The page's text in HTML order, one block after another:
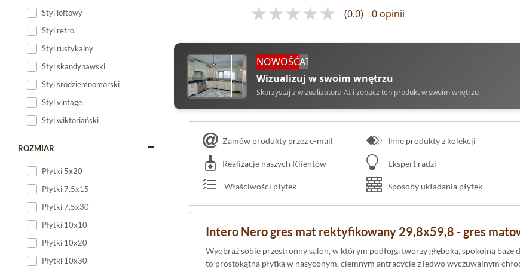
Styl loftowy
Styl retro
Styl rustykalny
Styl skandynawski
Styl śródziemnomorski
Styl vintage
Styl wiktoriański
ROZMIAR
Płytki 5x20
Płytki 7,5x15
Płytki 7,5x30
Płytki 10x10
Płytki 10x20
Płytki 10x30
(0.0) 0 opinii
NOWOŚĆAI
Wizualizuj w swoim wnętrzu
Skorzystaj z wizualizatora AI i zobacz ten produkt w swoim wnętrzu
Zamów produkty przez e-mail Inne produkty z kolekcji
Realizacje naszych Klientów Ekspert radzi
Właściwości płytek Sposoby układania płytek
Intero Nero gres mat rektyfikowany 29,8x59,8 - gres
Wyobraź sobie przestronny salon, w którym podłoga tworzy głęboką, spokojną bazę
to prostokątna płytka w nasyconym, ciemnym antracycie z ledwo wyczuwalnym